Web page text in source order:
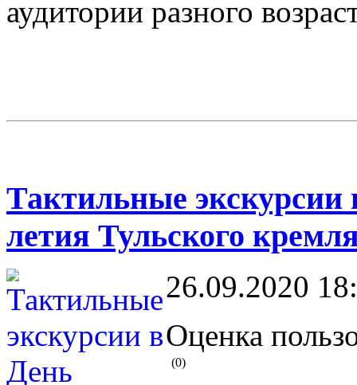
аудитории разного
Тактильные экскурсии
летия Тульского
26.09.2020
Оценка
(0)